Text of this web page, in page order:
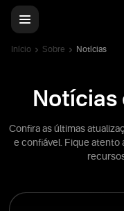
Início Sobre Notícias
Confira as últimas
e confiável. Fique atento